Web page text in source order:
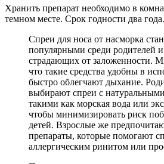
Хранить препарат необходимо в
темном месте. Срок годности два года.
Спреи для носа от насморка
популярными среди родителей
страдающих от заложенности.
что такие средства удобны в
быстро облегчают дыхание.
выбирают спреи с
такими как морская вода или
чтобы минимизировать риск
детей. Взрослые же
препараты, которые помогают
аллергическим ринитом или